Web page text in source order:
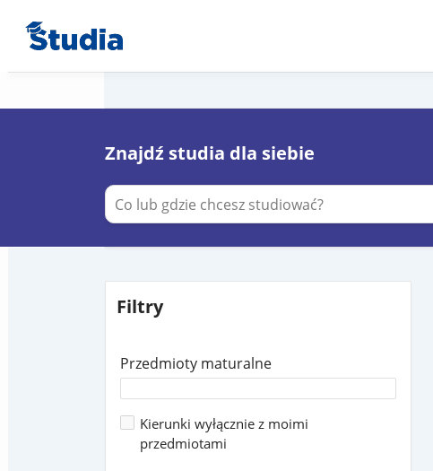
Znajdź studia dla siebie
Filtry
Przedmioty maturalne
Kierunki wyłącznie z moimi
przedmiotami